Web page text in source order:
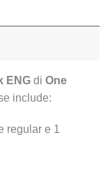
ENGdi One
include:
regular e 1